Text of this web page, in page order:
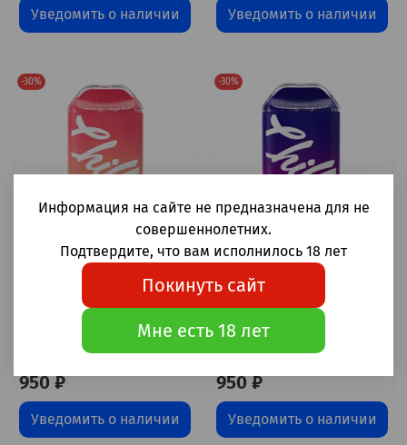
Уведомить о наличии Уведомить о наличии
-30%
Chillax NEO Розовый
лимонад 6000 затяжек
20мг Hard (2% Hard)
950 ₽
Уведомить о наличии
-30%
Chillax NEO Ром с
вишнёвой колой 6000
затяжек 20мг Hard (2%
Hard)
950 ₽
Уведомить о наличии
Информация на сайте не предназначена для не
совершеннолетних.
Подтвердите, что вам исполнилось 18 лет
Покинуть сайт
Мне есть 18 лет